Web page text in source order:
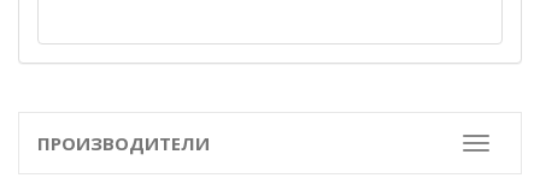
Toggle
ПРОИЗВОДИТЕЛИ